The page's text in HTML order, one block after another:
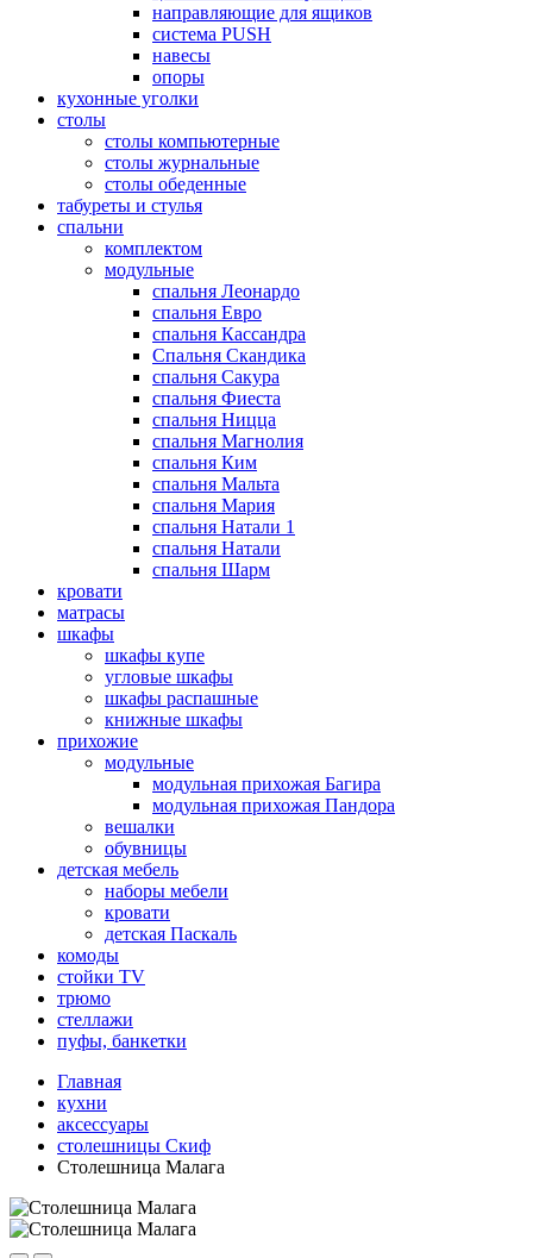
направляющие для ящиков
система PUSH
навесы
опоры
кухонные уголки
столы
столы компьютерные
столы журнальные
столы обеденные
табуреты и стулья
спальни
комплектом
модульные
спальня Леонардо
спальня Евро
спальня Кассандра
Спальня Скандика
спальня Сакура
спальня Фиеста
спальня Ницца
спальня Магнолия
спальня Ким
спальня Мальта
спальня Мария
спальня Натали 1
спальня Натали
спальня Шарм
кровати
матрасы
шкафы
шкафы купе
угловые шкафы
шкафы распашные
книжные шкафы
прихожие
модульные
модульная прихожая Багира
модульная прихожая Пандора
вешалки
обувницы
детская мебель
наборы мебели
кровати
детская Паскаль
комоды
стойки TV
трюмо
стеллажи
пуфы, банкетки
Главная
кухни
аксессуары
столешницы Скиф
Столешница Малага